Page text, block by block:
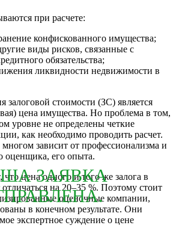
ЗАЯВКА
при расчете:
конфискованного имущества;
виды рисков, связанные с
обязательства;
ликвидности недвижимости в
залоговой стоимости (ЗС) является
цена имущества. Но проблема в том,
уровне не определены четкие
как необходимо проводить расчет.
многом зависит от профессионализма и
оценщика, его опыта.
что цена одного и того же залога в
на 20–35 %. Поэтому стоит
оценочные компании,
в конечном результате. Они
экспертное суждение о цене